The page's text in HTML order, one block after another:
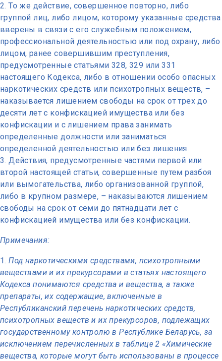
То же действие, совершенное повторно, либо
группой лиц, либо лицом, которому указанные средства
вверены в связи с его служебным положением,
профессиональной деятельностью или под охрану, либо
лицом, ранее совершившим преступления,
предусмотренные статьями 328, 329 или 331
настоящего Кодекса, либо в отношении особо опасных
наркотических средств или психотропных веществ, –
наказывается лишением свободы на срок от трех до
десяти лет с конфискацией имущества или без
конфискации и с лишением права занимать
определенные должности или заниматься
определенной деятельностью или без лишения.
Действия, предусмотренные частями первой или
второй настоящей статьи, совершенные путем разбоя
или вымогательства, либо организованной группой,
либо в крупном размере, – наказываются лишением
свободы на срок от семи до пятнадцати лет с
конфискацией имущества или без конфискации.
Примечания:
Под наркотическими средствами, психотропными
веществами и их прекурсорами в статьях настоящего
Кодекса понимаются средства и вещества, а также
препараты, их содержащие, включенные в
Республиканский перечень наркотических средств,
психотропных веществ и их прекурсоров, подлежащих
государственному контролю в Республике Беларусь, за
исключением перечисленных в таблице 2 «Химические
вещества, которые могут быть использованы в процессе